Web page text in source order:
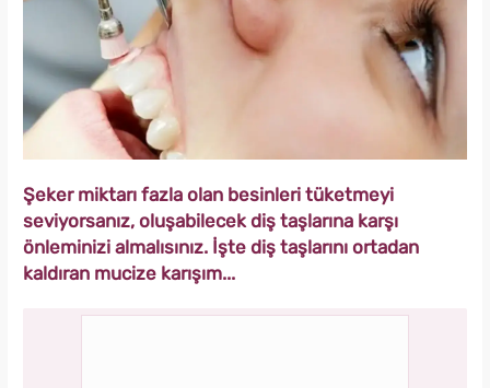
Şeker miktarı fazla olan besinleri tüketmeyi
seviyorsanız, oluşabilecek diş taşlarına karşı
önleminizi almalısınız. İşte diş taşlarını ortadan
kaldıran mucize karışım...